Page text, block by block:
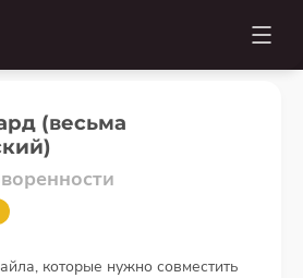
(весьма
которые нужно совместить